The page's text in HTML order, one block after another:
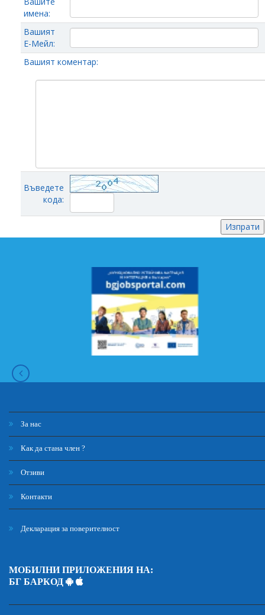
имена:
Вашият
Е-Мейл:
Вашият коментар:
Въведете
кода:
За нас
Как да стана член ?
Отзиви
Контакти
Декларация за поверителност
МОБИЛНИ ПРИЛОЖЕНИЯ НА:
БГ БАРКОД